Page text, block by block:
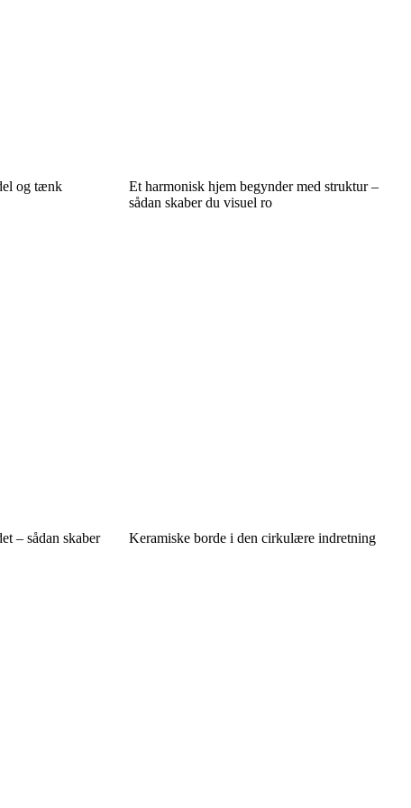
og tænk
Et harmonisk hjem begynder med struktur –
sådan skaber du visuel ro
– sådan skaber
Keramiske borde i den cirkulære indretning